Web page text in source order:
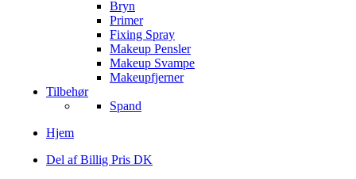
Bryn
Primer
Fixing Spray
Makeup Pensler
Makeup Svampe
Makeupfjerner
Tilbehør
Spand
Hjem
Del af Billig Pris DK